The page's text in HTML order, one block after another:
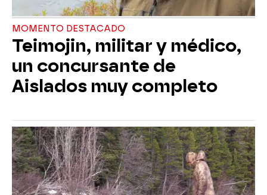
MOMENTO DESTACADO
Teimojin, militar y médico,
un concursante de
Aislados muy completo